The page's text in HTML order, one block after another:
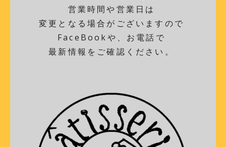
営業時間や営業日は
変更となる場合がございますので
FaceBookや、お電話で
最新情報をご確認ください。